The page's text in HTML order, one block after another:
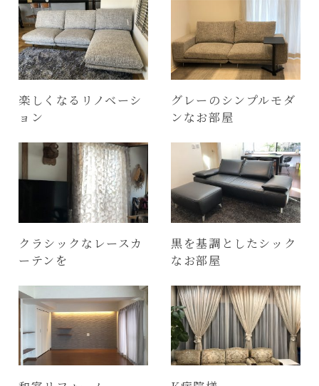
楽しくなるリノベーシ
ョン
グレーのシンプルモダ
ンなお部屋
クラシックなレースカ
ーテンを
黒を基調としたシック
なお部屋